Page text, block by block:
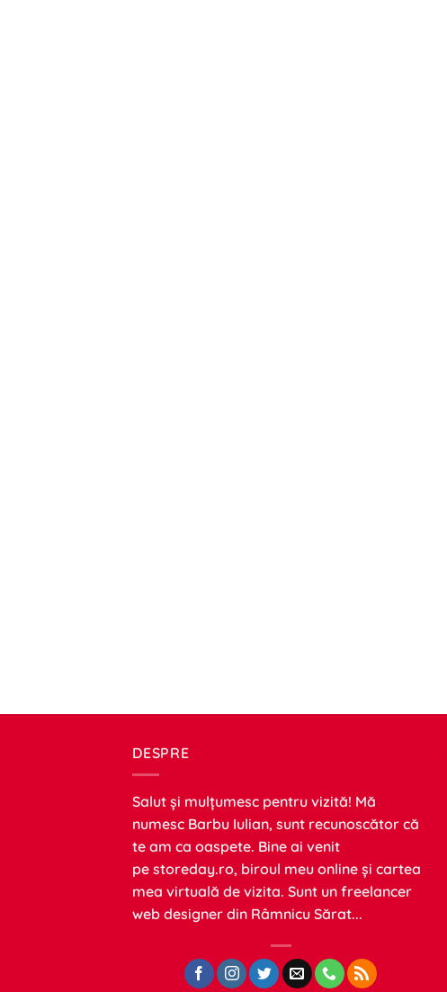
DESPRE
Salut și mulțumesc pentru vizită! Mă
numesc Barbu Iulian, sunt recunoscător că
te am ca oaspete. Bine ai venit
pe storeday.ro, biroul meu online și cartea
mea virtuală de vizita. Sunt un freelancer
web designer din Râmnicu Sărat...